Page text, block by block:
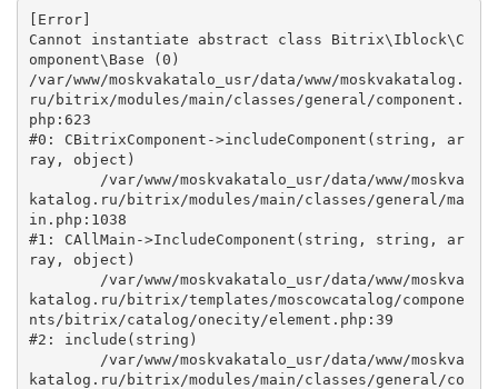
[Error]
Cannot instantiate abstract class Bitrix\Iblock\C
omponent\Base (0)
/var/www/moskvakatalo_usr/data/www/moskvakatalog.
ru/bitrix/modules/main/classes/general/component.
php:623
#0: CBitrixComponent->includeComponent(string, ar
ray, object)
katalog.ru/bitrix/modules/main/classes/general/ma
in.php:1038
#1: CAllMain->IncludeComponent(string, string, ar
ray, object)
katalog.ru/bitrix/templates/moscowcatalog/compone
nts/bitrix/catalog/onecity/element.php:39
#2: include(string)
katalog.ru/bitrix/modules/main/classes/general/co